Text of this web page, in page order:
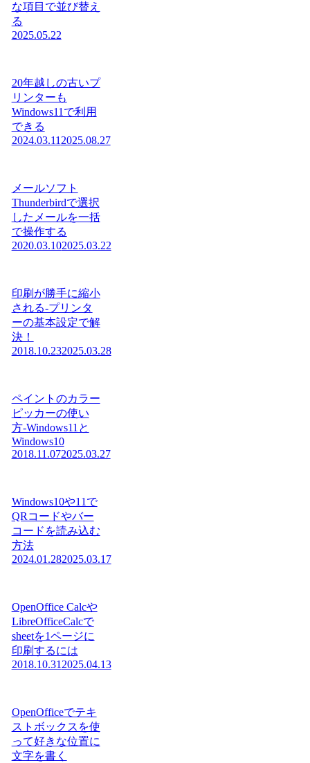
な項目で並び替え
る
2025.05.22
20年越しの古いプ
リンターも
Windows11で利用
できる
2024.03.11 2025.08.27
メールソフト
Thunderbirdで選択
したメールを一括
で操作する
2020.03.102025.03.22
印刷が勝手に縮小
される-プリンタ
ーの基本設定で解
決！
2018.10.232025.03.28
ペイントのカラー
ピッカーの使い
方-Windows11と
Windows10
2018.11.072025.03.27
Windows10や11で
QRコードやバー
コードを読み込む
方法
2024.01.282025.03.17
OpenOffice Calcや
LibreOfficeCalcで
sheetを1ページに
印刷するには
2018.10.31 2025.04.13
OpenOfficeでテキ
ストボックスを使
って好きな位置に
文字を書く